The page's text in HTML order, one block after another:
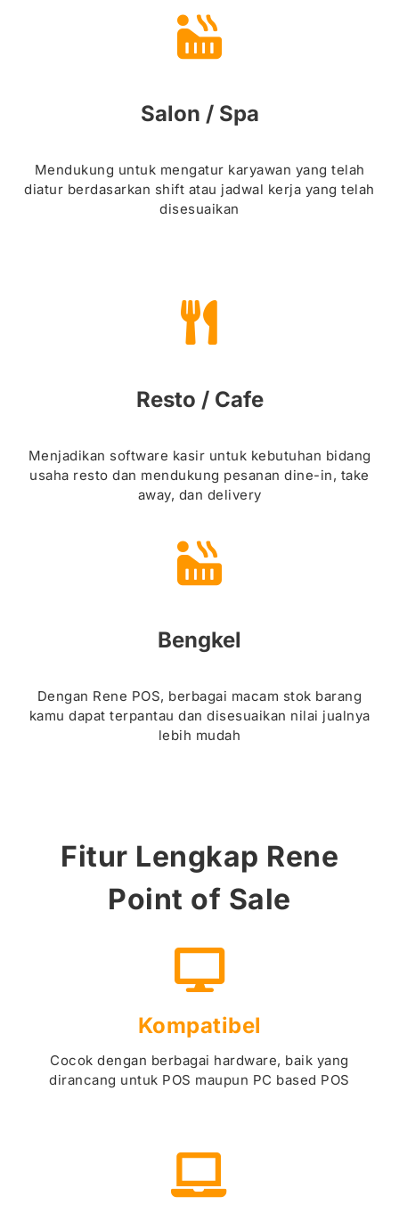
Salon / Spa
Mendukung untuk mengatur karyawan yang telah
diatur berdasarkan shift atau jadwal kerja yang telah
disesuaikan
Resto / Cafe
Menjadikan software kasir untuk kebutuhan bidang
usaha resto dan mendukung pesanan dine-in, take
away, dan delivery
Bengkel
Dengan Rene POS, berbagai macam stok barang
kamu dapat terpantau dan disesuaikan nilai jualnya
lebih mudah
Fitur Lengkap Rene
Point of Sale
Kompatibel
Cocok dengan berbagai hardware, baik yang
dirancang untuk POS maupun PC based POS